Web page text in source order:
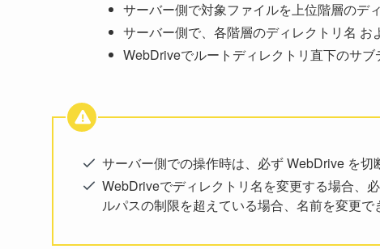
サーバー側で対象ファイルを上位階層のデ
サーバー側で、各階層のディレクトリ名 お
WebDriveでルートディレクトリ直下のサブ
サーバー側での操作時は、必ず WebDrive を切
WebDriveでディレクトリ名を変更する場合、
ルパスの制限を超えている場合、名前を変更で